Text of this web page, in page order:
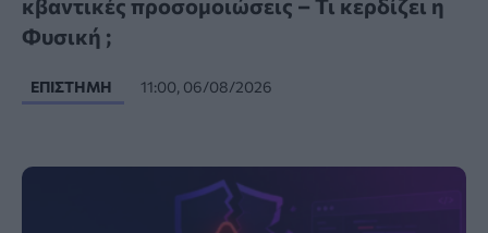
κβαντικές προσομοιώσεις – Τι κερδίζει η
Φυσική ;
ΕΠΙΣΤΉΜΗ 11:00, 06/08/2026